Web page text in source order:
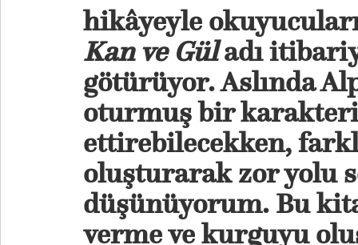
hikâyeyle
Kan ve Güladı
götürüyor. Aslında
oturmuş bir
ettirebilecekken,
oluşturarak zor yolu
düşünüyorum. Bu
verme ve kurguyu